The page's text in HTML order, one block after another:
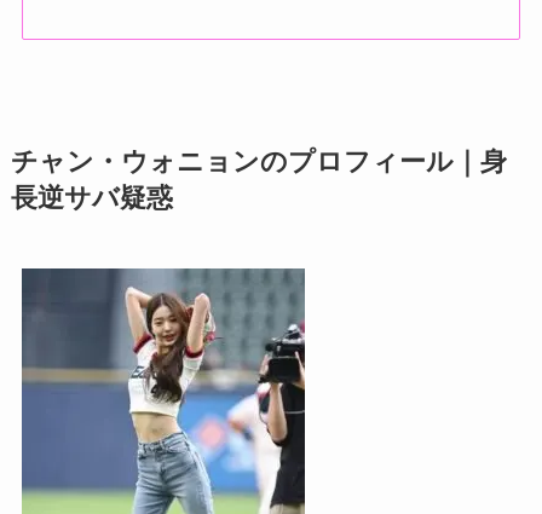
チャン・ウォニョンのプロフィール｜身
長逆サバ疑惑